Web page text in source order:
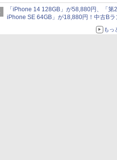
円、水平周波数24.8kHz対応の17型モニ
9,801円、暑さ指数連動セール ほか
「iPhone 14 128GB」が58,880円、「第
iPhone SE 64GB」が18,880円！中古Bラ
もっ